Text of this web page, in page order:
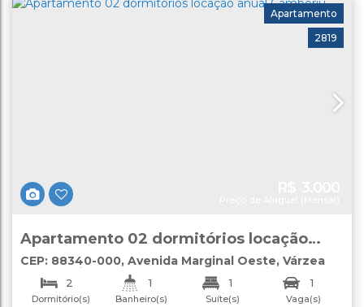
2819
Apartamento
Apartamento 02 dormitórios locação
anual Camboriú
CEP: 88340-000, Avenida Marginal Oeste, Várzea
do Ranchinho (Monte Alegre)
,Camboriú
Catarina
2
Dormitório(s)
1
Banheiro(s)
1
Suíte(s)
1
Vaga(s)